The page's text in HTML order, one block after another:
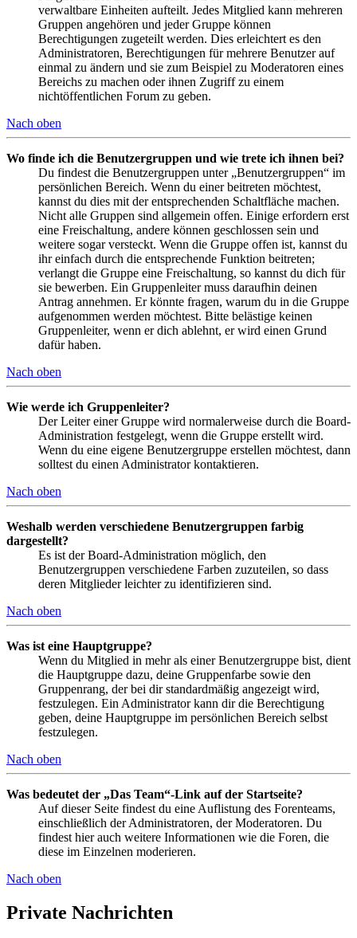
verwaltbare Einheiten aufteilt. Jedes Mitglied kann mehreren
Gruppen angehören und jeder Gruppe können
Berechtigungen zugeteilt werden. Dies erleichtert es den
Administratoren, Berechtigungen für mehrere Benutzer auf
einmal zu ändern und sie zum Beispiel zu Moderatoren eines
Bereichs zu machen oder ihnen Zugriff zu einem
nichtöffentlichen Forum zu geben.
Nach oben
Wo finde ich die Benutzergruppen und wie trete ich ihnen bei?
Du findest die Benutzergruppen unter „Benutzergruppen“ im
persönlichen Bereich. Wenn du einer beitreten möchtest,
kannst du dies mit der entsprechenden Schaltfläche machen.
Nicht alle Gruppen sind allgemein offen. Einige erfordern erst
eine Freischaltung, andere können geschlossen sein und
weitere sogar versteckt. Wenn die Gruppe offen ist, kannst du
ihr einfach durch die entsprechende Funktion beitreten;
verlangt die Gruppe eine Freischaltung, so kannst du dich für
sie bewerben. Ein Gruppenleiter muss daraufhin deinen
Antrag annehmen. Er könnte fragen, warum du in die Gruppe
aufgenommen werden möchtest. Bitte belästige keinen
Gruppenleiter, wenn er dich ablehnt, er wird einen Grund
dafür haben.
Nach oben
Wie werde ich Gruppenleiter?
Der Leiter einer Gruppe wird normalerweise durch die Board-
Administration festgelegt, wenn die Gruppe erstellt wird.
Wenn du eine eigene Benutzergruppe erstellen möchtest, dann
solltest du einen Administrator kontaktieren.
Nach oben
Weshalb werden verschiedene Benutzergruppen farbig
dargestellt?
Es ist der Board-Administration möglich, den
Benutzergruppen verschiedene Farben zuzuteilen, so dass
deren Mitglieder leichter zu identifizieren sind.
Nach oben
Was ist eine Hauptgruppe?
Wenn du Mitglied in mehr als einer Benutzergruppe bist, dient
die Hauptgruppe dazu, deine Gruppenfarbe sowie den
Gruppenrang, der bei dir standardmäßig angezeigt wird,
festzulegen. Ein Administrator kann dir die Berechtigung
geben, deine Hauptgruppe im persönlichen Bereich selbst
festzulegen.
Nach oben
Was bedeutet der „Das Team“-Link auf der Startseite?
Auf dieser Seite findest du eine Auflistung des Forenteams,
einschließlich der Administratoren, der Moderatoren. Du
findest hier auch weitere Informationen wie die Foren, die
diese im Einzelnen moderieren.
Nach oben
Private Nachrichten